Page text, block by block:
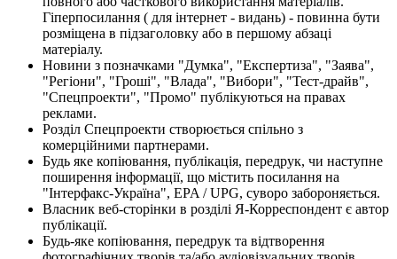
Гіперпосилання ( для інтернет - видань) - повинна бути
розміщена в підзаголовку або в першому абзаці
матеріалу.
Новини з позначками "Думка", "Експертиза", "Заява",
"Регіони", "Гроші", "Влада", "Вибори", "Тест-драйв",
"Спецпроекти", "Промо" публікуються на правах
реклами.
Розділ Спецпроекти створюється спільно з
комерційними партнерами.
Будь яке копіювання, публікація, передрук, чи наступне
поширення інформації, що містить посилання на
"Інтерфакс-Україна", EPA / UPG, суворо забороняється.
Власник веб-сторінки в розділі Я-Корреспондент є автор
публікації.
Будь-яке копіювання, передрук та відтворення